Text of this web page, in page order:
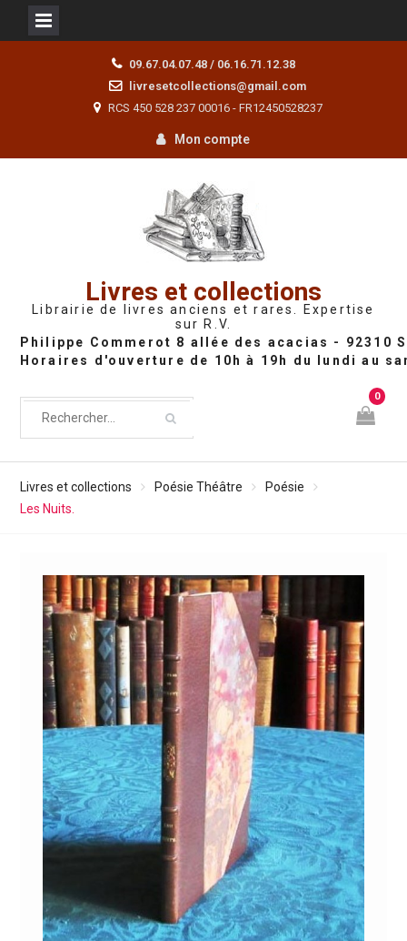
09.67.04.07.48 / 06.16.71.12.38
livresetcollections@gmail.com
RCS 450 528 237 00016 - FR12450528237
Mon compte
Livres et collections
Librairie de livres anciens et rares. Expertise
sur R.V.
0
Livres et collections Poésie Théâtre
Poésie
Les Nuits.